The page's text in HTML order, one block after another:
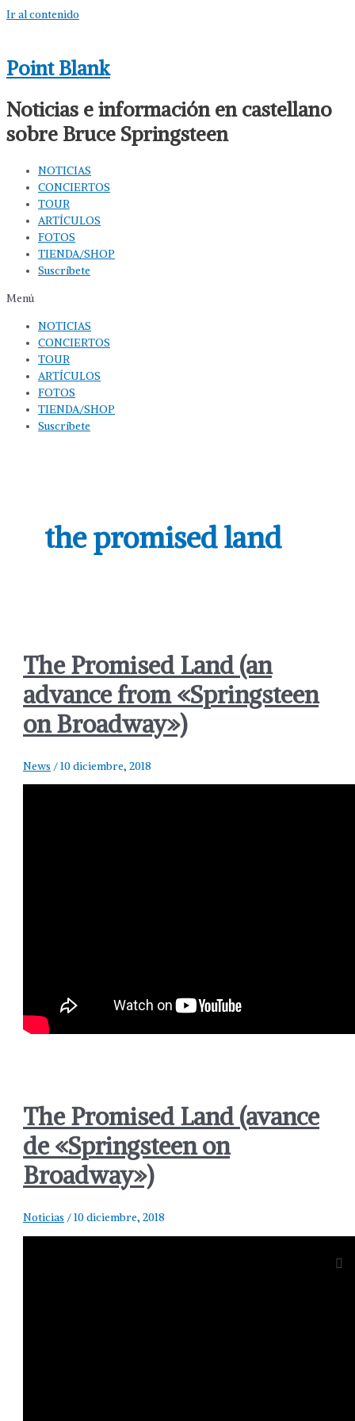
Ir al contenido
Point Blank
Noticias e información en castellano
sobre Bruce Springsteen
NOTICIAS
CONCIERTOS
TOUR
ARTÍCULOS
FOTOS
TIENDA/SHOP
Suscríbete
Menú
NOTICIAS
CONCIERTOS
TOUR
ARTÍCULOS
FOTOS
TIENDA/SHOP
Suscríbete
the promised land
The Promised Land (an
advance from «Springsteen
on Broadway»)
News /10 diciembre, 2018
The Promised Land (avance
de «Springsteen on
Broadway»)
Noticias /10 diciembre, 2018